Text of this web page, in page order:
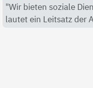
"Wir bieten soziale
lautet ein Leitsatz der